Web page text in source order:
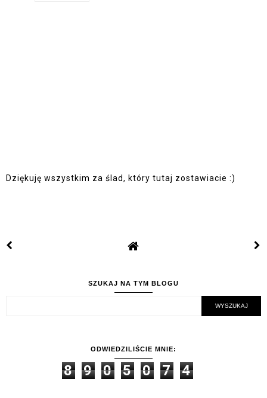
Dziękuję wszystkim za ślad, który tutaj zostawiacie :)
SZUKAJ NA TYM BLOGU
ODWIEDZILIŚCIE MNIE:
8 9 0 5 0 7 4